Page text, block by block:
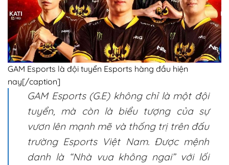
GAM Esports là đội tuyển Esports hàng đầu hiện
nay[/caption]
GAM Esports (G.E) không chỉ là một đội
tuyển, mà còn là biểu tượng của sự
vươn lên mạnh mẽ và thống trị trên đấu
trường Esports Việt Nam. Được mệnh
danh là “Nhà vua không ngai” với lối